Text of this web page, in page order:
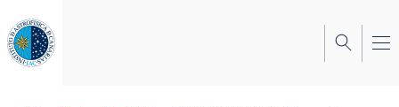
al
contenido
principal